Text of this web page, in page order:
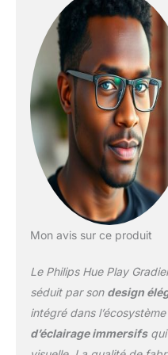
Mon avis sur ce produit
Le Philips Hue Play
séduit par son design
intégré dans
d’éclairage immersifsqui